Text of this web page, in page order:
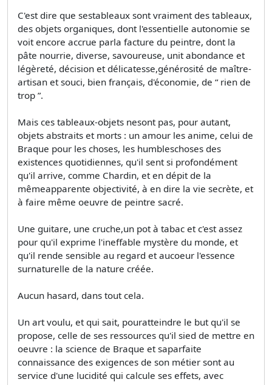
C'est dire que sestableaux sont vraiment des tableaux,
des objets organiques, dont l'essentielle autonomie se
voit encore accrue parla facture du peintre, dont la
pâte nourrie, diverse, savoureuse, unit abondance et
légèreté, décision et délicatesse,générosité de maître-
artisan et souci, bien français, d'économie, de “ rien de
trop ”.
Mais ces tableaux-objets nesont pas, pour autant,
objets abstraits et morts : un amour les anime, celui de
Braque pour les choses, les humbleschoses des
existences quotidiennes, qu'il sent si profondément
qu'il arrive, comme Chardin, et en dépit de la
mêmeapparente objectivité, à en dire la vie secrète, et
à faire même oeuvre de peintre sacré.
Une guitare, une cruche,un pot à tabac et c'est assez
pour qu'il exprime l'ineffable mystère du monde, et
qu'il rende sensible au regard et aucoeur l'essence
surnaturelle de la nature créée.
Aucun hasard, dans tout cela.
Un art voulu, et qui sait, pouratteindre le but qu'il se
propose, celle de ses ressources qu'il sied de mettre en
oeuvre : la science de Braque et saparfaite
connaissance des exigences de son métier sont au
service d'une lucidité qui calcule ses effets, avec